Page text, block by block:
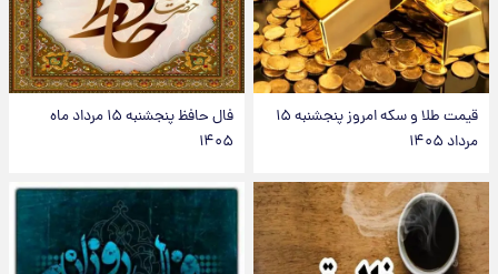
قیمت طلا و سکه امروز پنجشنبه ۱۵
مرداد ۱۴۰۵
فال حافظ پنجشنبه ۱۵ مرداد ماه
۱۴۰۵